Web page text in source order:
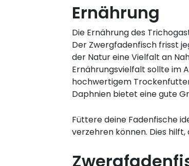
Ernährung
Die Ernährung des
Der Zwergfadenfisch frisst
der Natur eine Vielfalt an
Ernährungsvielfalt sollte im
hochwertigem
Daphnien bietet eine gute
Füttere deine Fadenfische
verzehren können. Dies